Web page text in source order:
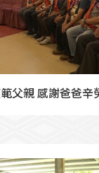
父親 感謝爸爸辛